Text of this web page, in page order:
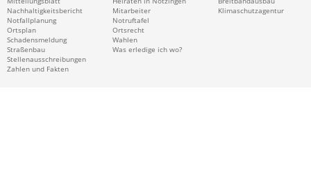
Nachhaltigkeitsbericht
Notfallplanung
Ortsplan
Schadensmeldung
Straßenbau
Stellenausschreibungen
Zahlen und Fakten
Mitarbeiter
Notruftafel
Ortsrecht
Wahlen
Was erledige ich wo?
Klimaschutzagentur